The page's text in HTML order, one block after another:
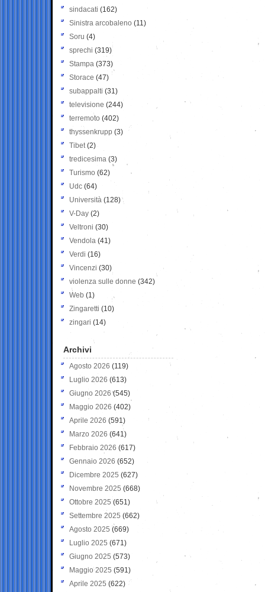
sindacati (162)
Sinistra arcobaleno (11)
Soru (4)
sprechi (319)
Stampa (373)
Storace (47)
subappalti (31)
televisione(244)
terremoto (402)
thyssenkrupp (3)
Tibet(2)
tredicesima (3)
Turismo (62)
Udc (64)
Università (128)
V-Day (2)
Veltroni (30)
Vendola (41)
Verdi (16)
Vincenzi (30)
violenza sulle donne (342)
Web (1)
Zingaretti (10)
zingari (14)
Archivi
Agosto 2026 (119)
Luglio 2026 (613)
Giugno 2026 (545)
Maggio 2026 (402)
Aprile 2026 (591)
Marzo 2026 (641)
Febbraio 2026 (617)
Gennaio 2026 (652)
Dicembre 2025 (627)
Novembre 2025 (668)
Ottobre 2025 (651)
Settembre 2025 (662)
Agosto 2025 (669)
Luglio 2025 (671)
Giugno 2025 (573)
Maggio 2025 (591)
Aprile 2025 (622)